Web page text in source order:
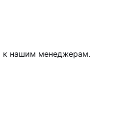
к нашим менеджерам.